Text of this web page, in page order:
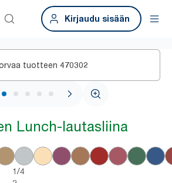
Kirjaudu sisään
tuotteen 470302
1 / 6
Lunch-lautasliina
1/4